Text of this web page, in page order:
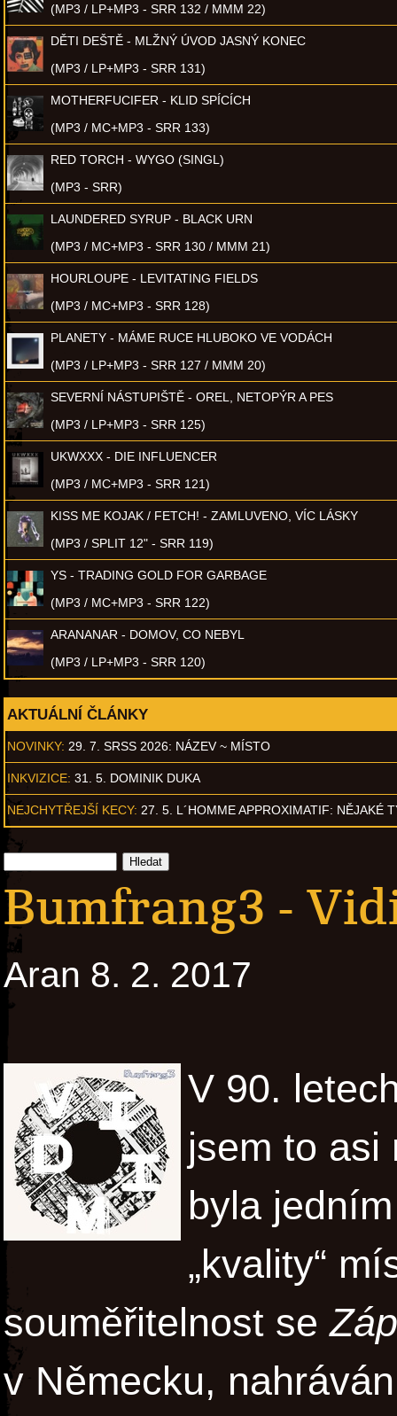
(MP3 / LP+MP3 - SRR 132 / MMM 22)
DĚTI DEŠTĚ - MLŽNÝ ÚVOD JASNÝ KONEC
(MP3 / LP+MP3 - SRR 131)
MOTHERFUCIFER - KLID SPÍCÍCH
(MP3 / MC+MP3 - SRR 133)
RED TORCH - WYGO (SINGL)
(MP3 - SRR)
LAUNDERED SYRUP - BLACK URN
(MP3 / MC+MP3 - SRR 130 / MMM 21)
HOURLOUPE - LEVITATING FIELDS
(MP3 / MC+MP3 - SRR 128)
PLANETY - MÁME RUCE HLUBOKO VE VODÁCH
(MP3 / LP+MP3 - SRR 127 / MMM 20)
SEVERNÍ NÁSTUPIŠTĚ - OREL, NETOPÝR A PES
(MP3 / LP+MP3 - SRR 125)
UKWXXX - DIE INFLUENCER
(MP3 / MC+MP3 - SRR 121)
KISS ME KOJAK / FETCH! - ZAMLUVENO, VÍC LÁSKY
(MP3 / SPLIT 12" - SRR 119)
YS - TRADING GOLD FOR GARBAGE
(MP3 / MC+MP3 - SRR 122)
ARANANAR - DOMOV, CO NEBYL
(MP3 / LP+MP3 - SRR 120)
AKTUÁLNÍ ČLÁNKY
NOVINKY: 29. 7. SRSS 2026: NÁZEV ~ MÍSTO
INKVIZICE: 31. 5. DOMINIK DUKA
NEJCHYTŘEJŠÍ KECY: 27. 5. L´HOMME APPROXIMATIF: NĚJAKÉ
Bumfrang3 -
Aran 8. 2. 2017
V 90.
jsem to asi
byla
„kvality“
souměřitelnost se
v Německu,